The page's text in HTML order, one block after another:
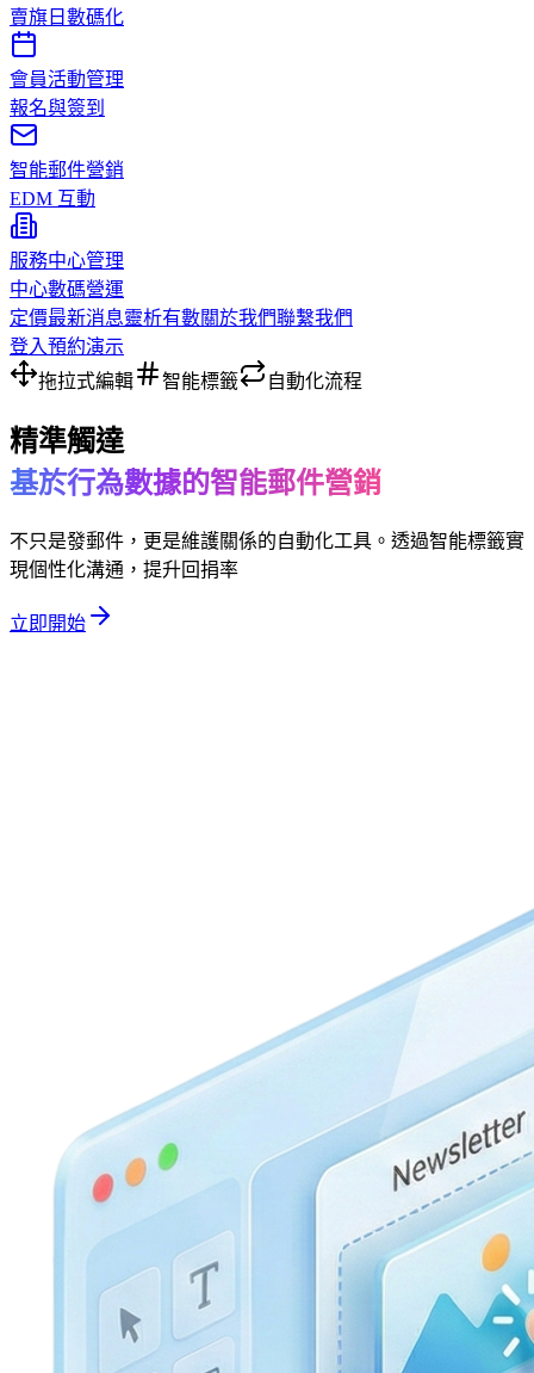
賣旗日數碼化
會員活動管理
報名與簽到
智能郵件營銷
EDM 互動
服務中心管理
中心數碼營運
定價最新消息靈析有數關於我們聯繫我們
登入預約演示
拖拉式編輯
智能標籤 自動化流程
精準觸達
基於行為數據的智能郵件營銷
不只是發郵件，更是維護關係的自動化工具。透過智能標籤實
現個性化溝通，提升回捐率
立即開始